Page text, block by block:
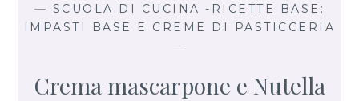
— SCUOLA DI CUCINA -RICETTE BASE:
IMPASTI BASE E CREME DI PASTICCERIA
—
Crema mascarpone e Nutella